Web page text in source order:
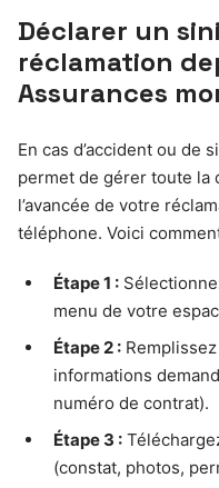
Déclarer un
réclamation
Assurances
En cas d’accident ou de
permet de gérer toute la
l’avancée de votre
téléphone. Voici
Étape 1 :
menu de votre
Étape 2 :
informations
numéro de contrat).
Étape 3 :
(constat, photos,